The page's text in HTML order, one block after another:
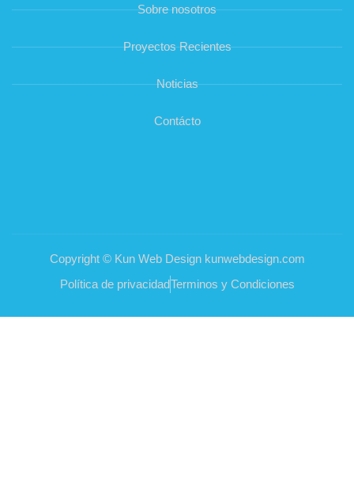
Sobre nosotros
Proyectos Recientes
Noticias
Contácto
Copyright © Kun Web Design kunwebdesign.com
Política de privacidadTerminos y Condiciones